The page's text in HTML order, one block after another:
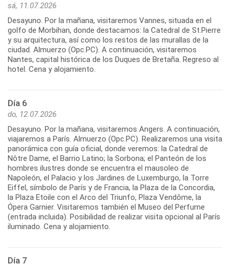
sá, 11.07.2026
Desayuno. Por la mañana, visitaremos Vannes, situada en el
golfo de Morbihan, donde destacamos: la Catedral de St.Pierre
y su arquitectura, así como los restos de las murallas de la
ciudad. Almuerzo (Opc.PC). A continuación, visitaremos
Nantes, capital histórica de los Duques de Bretaña. Regreso al
hotel. Cena y alojamiento.
Día 6
do, 12.07.2026
Desayuno. Por la mañana, visitaremos Angers. A continuación,
viajaremos a París. Almuerzo (Opc.PC). Realizaremos una visita
panorámica con guía oficial, donde veremos: la Catedral de
Nôtre Dame, el Barrio Latino; la Sorbona; el Panteón de los
hombres ilustres donde se encuentra el mausoleo de
Napoleón, el Palacio y los Jardines de Luxemburgo, la Torre
Eiffel, símbolo de París y de Francia, la Plaza de la Concordia,
la Plaza Etoile con el Arco del Triunfo, Plaza Vendôme, la
Ópera Garnier. Visitaremos también el Museo del Perfume
(entrada incluida). Posibilidad de realizar visita opcional al París
iluminado. Cena y alojamiento.
Día 7